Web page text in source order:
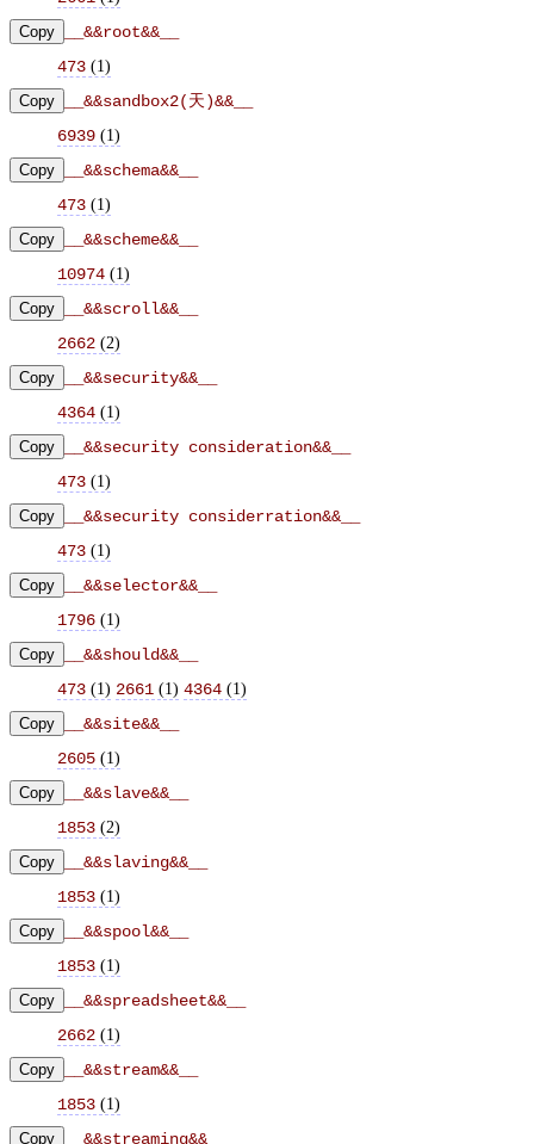
Copy
__&&root&&__
473 (1)
Copy
__&&sandbox2(天)&&__
6939 (1)
Copy
__&&schema&&__
473 (1)
Copy
__&&scheme&&__
10974 (1)
Copy
__&&scroll&&__
2662 (2)
Copy
__&&security&&__
4364 (1)
Copy
__&&security consideration&&__
473 (1)
Copy
__&&security considerration&&__
473 (1)
Copy
__&&selector&&__
1796 (1)
Copy
__&&should&&__
473 (1) 2661 (1) 4364 (1)
Copy
__&&site&&__
2605 (1)
Copy
__&&slave&&__
1853 (2)
Copy
__&&slaving&&__
1853 (1)
Copy
__&&spool&&__
1853 (1)
Copy
__&&spreadsheet&&__
2662 (1)
Copy
__&&stream&&__
1853 (1)
Copy
__&&streaming&&__